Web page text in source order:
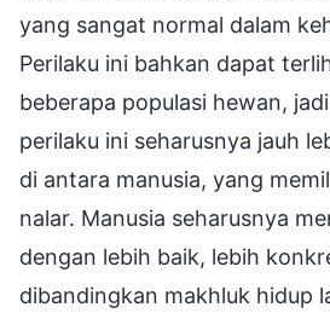
yang sangat normal dalam
Perilaku ini bahkan dapat
beberapa populasi hewan,
perilaku ini seharusnya jauh
di antara manusia, yang
nalar. Manusia seharusnya
dengan lebih baik, lebih
dibandingkan makhluk hidup